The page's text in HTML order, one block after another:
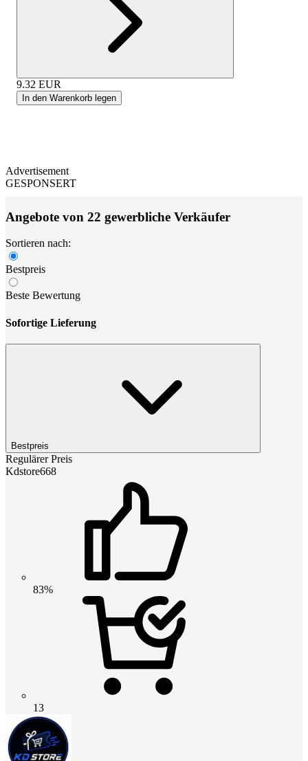
9.32 EUR
In den Warenkorb legen
Advertisement
GESPONSERT
Angebote von 22 gewerbliche Verkäufer
Sortieren nach:
Bestpreis
Beste Bewertung
Sofortige Lieferung
Bestpreis
Regulärer Preis
Kdstore668
83%
13